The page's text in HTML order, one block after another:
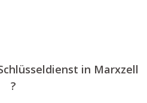
in Marxzell
?